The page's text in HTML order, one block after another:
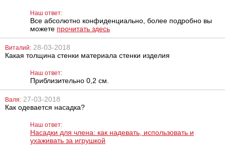
наружного и
применения
Линкомистин
(0,1% водный
раствор
мирамистина) в
295
Наш ответ:
Все абсолютно конфиденциально, более подробно вы
можете прочитать здесь
Виталий: 28-03-2018
Какая толщина стенки материала стенки изделия
Наш ответ:
Приблизительно 0,2 см.
Валя: 27-03-2018
Как одевается насадка?
Наш ответ:
Насадки для члена: как надевать, использовать и
ухаживать за игрушкой